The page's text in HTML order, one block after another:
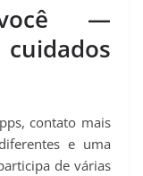
—
contato mais
e uma
de várias